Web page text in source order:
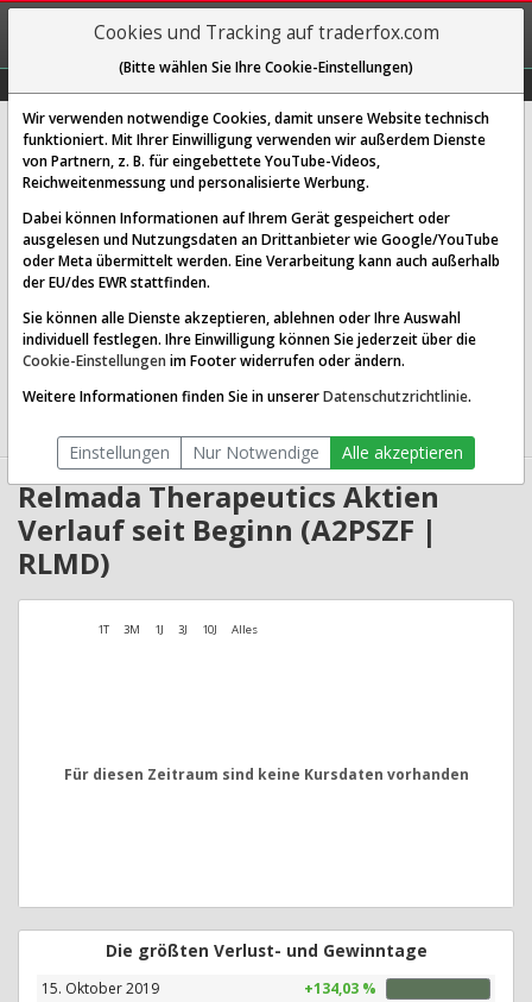
REGIS-
TRIEREN
Relmada Therapeutics Inc.
[RLMD | WKN A2PSZF | ISIN US75955J4022]
4,997 $ -7,11 %
Echtzeit-Aktienkurs 07.08.2026 16:50 Uhr
BID:
Website:
Sektor:
Healthcare / Biotechnology
0.56 Mrd. USD
Anzahl
104,987,344
Relmada Therapeutics Aktien
Verlauf seit Beginn (A2PSZF |
RLMD)
1T 3M 1J 3J 10J Alles
Für diesen Zeitraum sind keine Kursdaten vorhanden
Die größten Verlust- und Gewinntage
15. Oktober 2019
+134,03 %
Cookies und Tracking auf traderfox.com
(Bitte wählen Sie Ihre Cookie-Einstellungen)
Wir verwenden notwendige Cookies, damit unsere Website technisch
funktioniert. Mit Ihrer Einwilligung verwenden wir außerdem Dienste
von Partnern, z. B. für eingebettete YouTube-Videos,
Reichweitenmessung und personalisierte Werbung.
Dabei können Informationen auf Ihrem Gerät gespeichert oder
ausgelesen und Nutzungsdaten an Drittanbieter wie Google/YouTube
oder Meta übermittelt werden. Eine Verarbeitung kann auch außerhalb
der EU/des EWR stattfinden.
Sie können alle Dienste akzeptieren, ablehnen oder Ihre Auswahl
individuell festlegen. Ihre Einwilligung können Sie jederzeit über die
Cookie-Einstellungen im Footer widerrufen oder ändern.
Weitere Informationen finden Sie in unsererDatenschutzrichtlinie.
Einstellungen Nur Notwendige Alle akzeptieren